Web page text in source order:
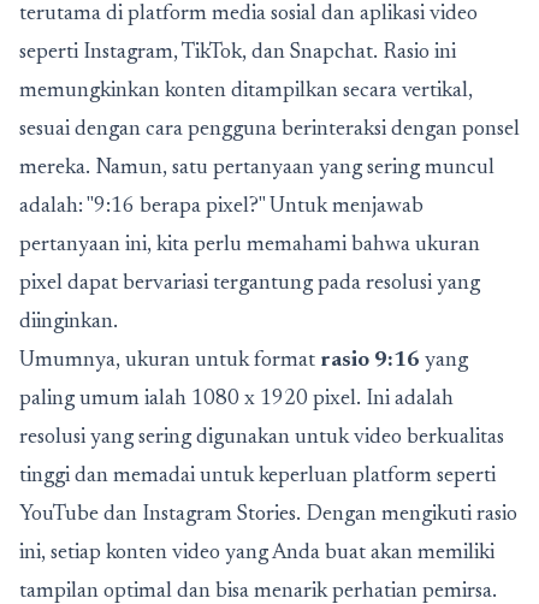
terutama di platform media sosial dan aplikasi video
seperti Instagram, TikTok, dan Snapchat. Rasio ini
memungkinkan konten ditampilkan secara vertikal,
sesuai dengan cara pengguna berinteraksi dengan ponsel
mereka. Namun, satu pertanyaan yang sering muncul
adalah: "9:16 berapa pixel?" Untuk menjawab
pertanyaan ini, kita perlu memahami bahwa ukuran
pixel dapat bervariasi tergantung pada resolusi yang
diinginkan.
Umumnya, ukuran untuk format rasio 9:16 yang
paling umum ialah 1080 x 1920 pixel. Ini adalah
resolusi yang sering digunakan untuk video berkualitas
tinggi dan memadai untuk keperluan platform seperti
YouTube dan Instagram Stories. Dengan mengikuti rasio
ini, setiap konten video yang Anda buat akan memiliki
tampilan optimal dan bisa menarik perhatian pemirsa.